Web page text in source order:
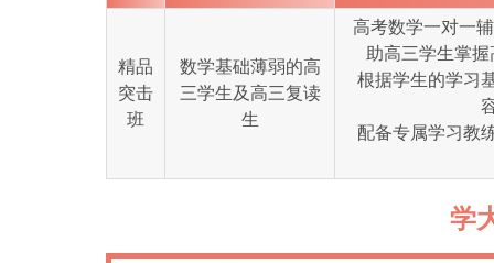
精品
突击
班
数学基础薄弱的高
三学生及高三复读
生
高考数学一对一
助高三学生掌
根据学生的学习
配备专属学习教
学